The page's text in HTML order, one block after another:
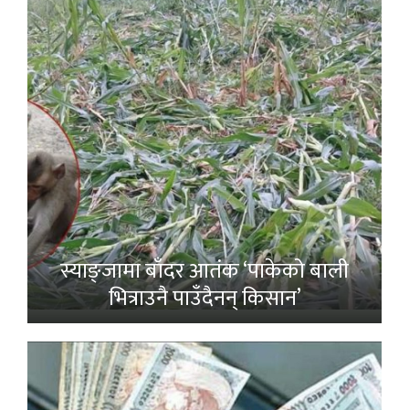
स्याङ्जामा बाँदर आतंक ‘पाकेको बाली
भित्राउनै पाउँदैनन् किसान’